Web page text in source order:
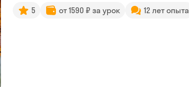
5 от 1590 ₽ за урок 12 лет опыта